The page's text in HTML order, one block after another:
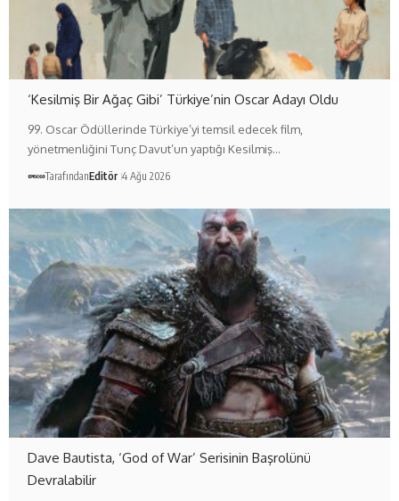
‘Kesilmiş Bir Ağaç Gibi’ Türkiye’nin Oscar Adayı Oldu
99. Oscar Ödüllerinde Türkiye’yi temsil edecek film,
yönetmenliğini Tunç Davut’un yaptığı Kesilmiş…
TarafındanEditör 4 Ağu 2026
Dave Bautista, ‘God of War’ Serisinin Başrolünü
Devralabilir